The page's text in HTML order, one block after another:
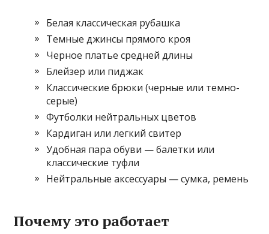
Белая классическая рубашка
Темные джинсы прямого кроя
Черное платье средней длины
Блейзер или пиджак
Классические брюки (черные или темно-
серые)
Футболки нейтральных цветов
Кардиган или легкий свитер
Удобная пара обуви — балетки или
классические туфли
Нейтральные аксессуары — сумка, ремень
Почему это работает